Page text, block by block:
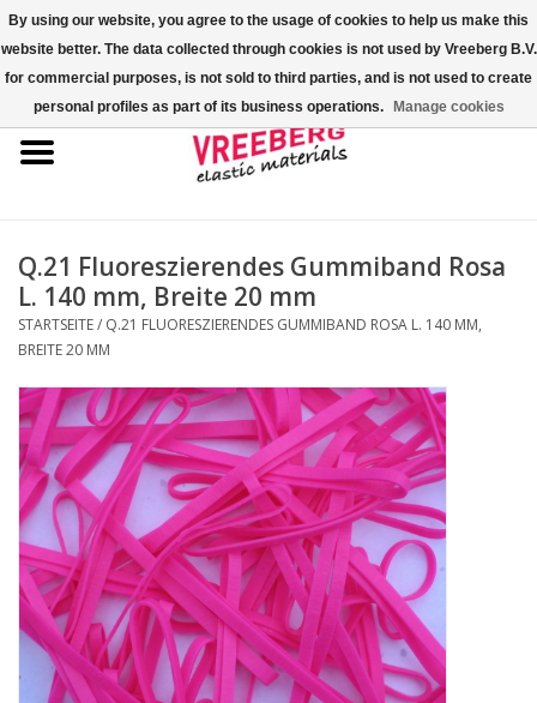
0 Artikel - €0,00
Startseite
Bunte Gummibänder
Gummispannseile
Palettenspanner
Kreuzgummibänder/X-Bands
Fastfix-Spannbänder
Geknotete Elastikschlaufe
Schwarze Gummibänder –
Sonderangebot!
Q.21 Fluoreszierendes Gummiband Rosa
L. 140 mm, Breite 20 mm
STARTSEITE/ Q.21 FLUORESZIERENDES GUMMIBAND ROSA L. 140 MM,
BREITE 20 MM
By using our website, you agree to the usage of cookies to help us make this
website better. The data collected through cookies is not used by Vreeberg B.V.
for commercial purposes, is not sold to third parties, and is not used to create
personal profiles as part of its business operations.
Manage cookies